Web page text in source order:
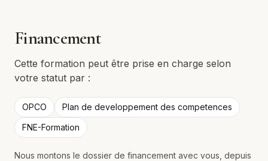
Financement
Cette formation peut être prise en charge selon
votre statut par :
OPCO
Plan de developpement des competences
FNE-Formation
Nous montons le dossier de financement avec vous, depuis